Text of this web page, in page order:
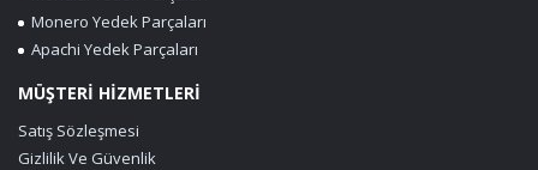
Monero Yedek Parçaları
Apachi Yedek Parçaları
MÜŞTERİ HİZMETLERİ
Satış Sözleşmesi
Gizlilik Ve Güvenlik